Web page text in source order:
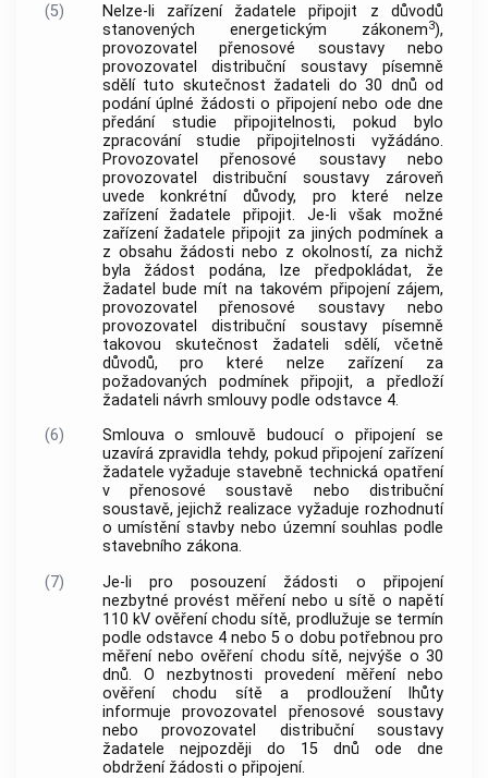
(5)
Nelze-li zařízení žadatele připojit z důvodů
stanovených energetickým zákonem3),
provozovatel přenosové soustavy nebo
provozovatel distribuční soustavy písemně
sdělí tuto skutečnost žadateli do 30 dnů od
podání úplné žádosti o připojení nebo ode dne
předání studie připojitelnosti, pokud bylo
zpracování studie připojitelnosti vyžádáno.
Provozovatel přenosové soustavy nebo
provozovatel distribuční soustavy zároveň
uvede konkrétní důvody, pro které nelze
zařízení žadatele připojit. Je-li však možné
zařízení žadatele připojit za jiných podmínek a
z obsahu žádosti nebo z okolností, za nichž
byla žádost podána, lze předpokládat, že
žadatel bude mít na takovém připojení zájem,
provozovatel přenosové soustavy nebo
provozovatel distribuční soustavy písemně
takovou skutečnost žadateli sdělí, včetně
důvodů, pro které nelze zařízení za
požadovaných podmínek připojit, a předloží
žadateli návrh smlouvy podle odstavce 4.
(6)
Smlouva o smlouvě budoucí o připojení se
uzavírá zpravidla tehdy, pokud připojení zařízení
žadatele vyžaduje stavebně technická opatření
v přenosové soustavě nebo distribuční
soustavě, jejichž realizace vyžaduje rozhodnutí
o umístění stavby nebo územní souhlas podle
stavebního zákona.
(7)
Je-li pro posouzení žádosti o připojení
nezbytné provést měření nebo u sítě o napětí
110 kV ověření chodu sítě, prodlužuje se termín
podle odstavce 4 nebo 5 o dobu potřebnou pro
měření nebo ověření chodu sítě, nejvýše o 30
dnů. O nezbytnosti provedení měření nebo
ověření chodu sítě a prodloužení lhůty
informuje provozovatel přenosové soustavy
nebo provozovatel distribuční soustavy
žadatele nejpozději do 15 dnů ode dne
obdržení žádosti o připojení.